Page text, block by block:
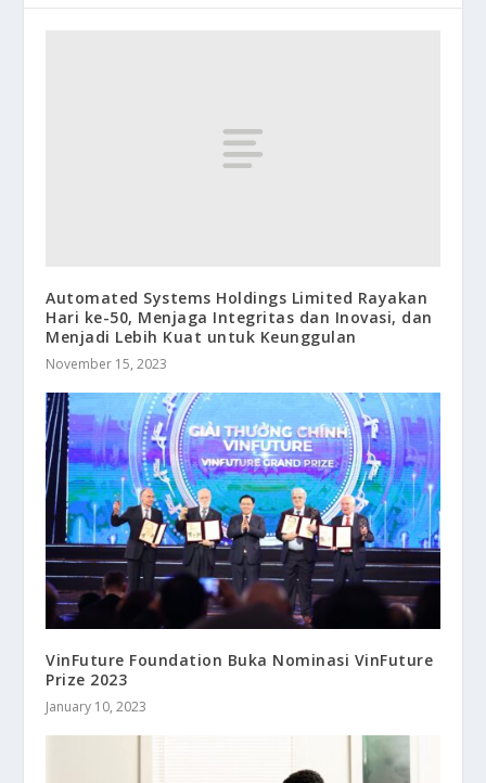
Automated Systems Holdings Limited Rayakan
Hari ke-50, Menjaga Integritas dan Inovasi, dan
Menjadi Lebih Kuat untuk Keunggulan
November 15, 2023
VinFuture Foundation Buka Nominasi VinFuture
Prize 2023
January 10, 2023